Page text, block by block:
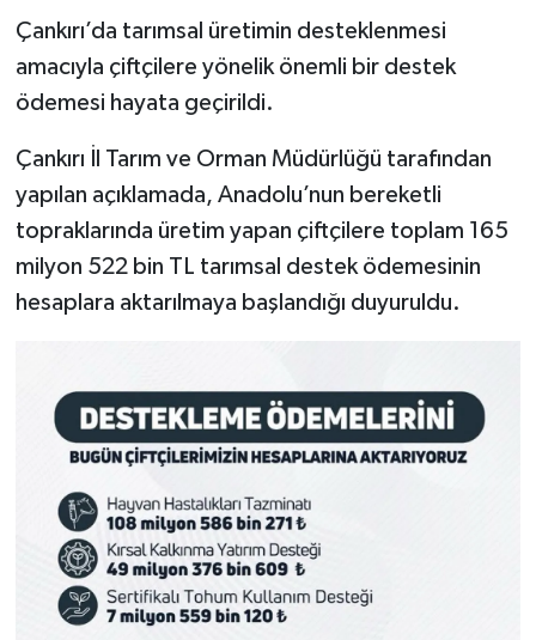
Çankırı’da tarımsal üretimin desteklenmesi
amacıyla çiftçilere yönelik önemli bir destek
ödemesi hayata geçirildi.
Çankırı İl Tarım ve Orman Müdürlüğü tarafından
yapılan açıklamada, Anadolu’nun bereketli
topraklarında üretim yapan çiftçilere toplam 165
milyon 522 bin TL tarımsal destek ödemesinin
hesaplara aktarılmaya başlandığı duyuruldu.